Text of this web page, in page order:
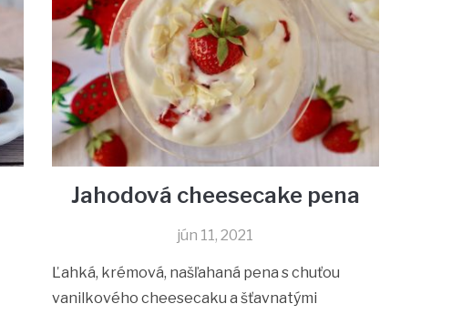
Jahodová cheesecake pena
jún 11, 2021
Ľahká, krémová, našľahaná pena s chuťou
vanilkového cheesecaku a šťavnatými